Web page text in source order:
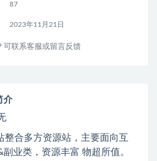
87
2023年11月21日
可联系客服或留言反馈
介
合多方资源站，主要面向互
业类，资源丰富 物超所值。